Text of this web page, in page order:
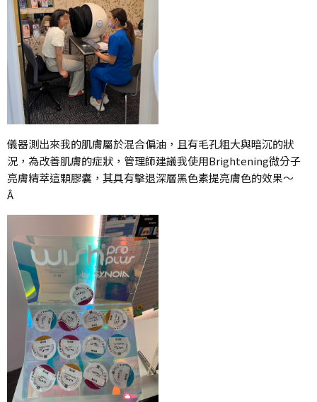
儀器測出來我的肌膚屬於混合偏油，且有毛孔粗大與暗沉的狀
況，為改善肌膚的症狀，管理師建議我使用Brightening微分子
亮膚精萃這顆膠囊，其具有擊退深層黑色素提亮膚色的效果～
Â